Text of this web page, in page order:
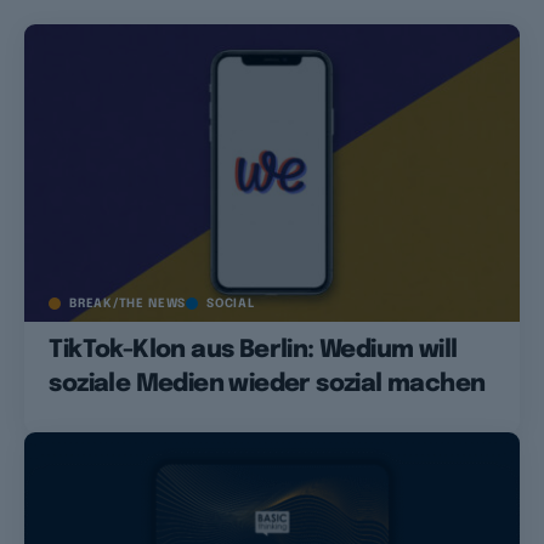
BREAK/THE NEWS SOCIAL
TikTok-Klon aus Berlin: Wedium will
soziale Medien wieder sozial machen